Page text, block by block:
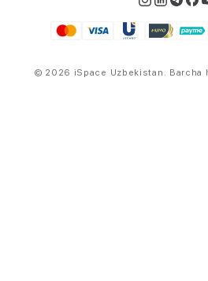
© 2026 iSpace Uzbekistan. Barcha